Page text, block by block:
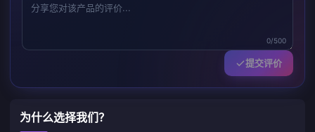
0/500
提交评价
为什么选择我们？